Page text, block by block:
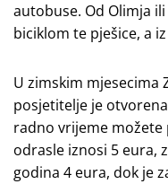
autobuse. Od Olimja
biciklom te pješice, a
U zimskim mjesecima
posjetitelje je
radno vrijeme
odrasle iznosi 5 eura,
godina 4 eura, dok je